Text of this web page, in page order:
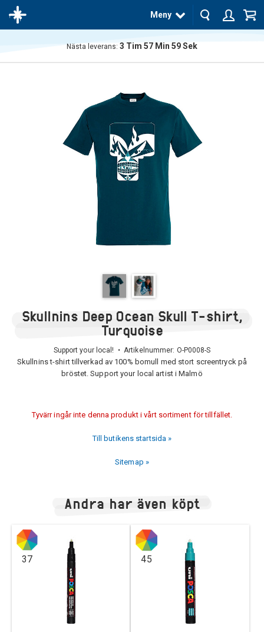
Meny
Nästa leverans: 3 Tim 57 Min 59Sek
Skullnins Deep Ocean Skull T-shirt,
Turquoise
Support your local! • Artikelnummer: O-P0008-S
Skullnins t-shirt tillverkad av 100% bomull med stort screentryck på
bröstet. Support your local artist i Malmö
Tyvärr ingår inte denna produkt i vårt sortiment för tillfället.
Till butikens startsida »
Sitemap »
Andra har även köpt
37 45